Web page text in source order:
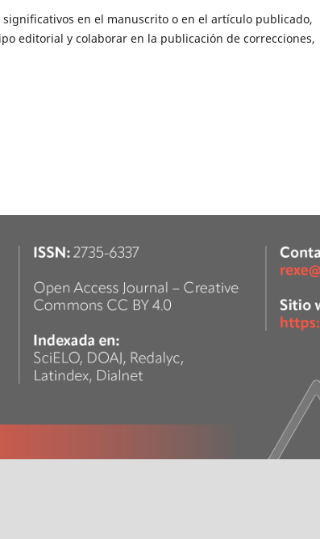
significativos en el manuscrito o en el artículo publicado,
editorial y colaborar en la publicación de correcciones,